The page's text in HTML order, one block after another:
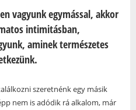
vagyunk egymással, akkor
intimitásban,
aminek természetes
szeretnénk egy másik
nem is adódik rá alkalom, már